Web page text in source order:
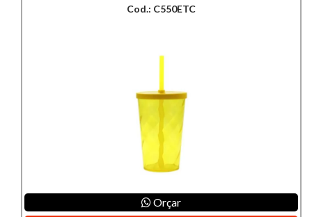
Cod.: C550ETC
Orçar